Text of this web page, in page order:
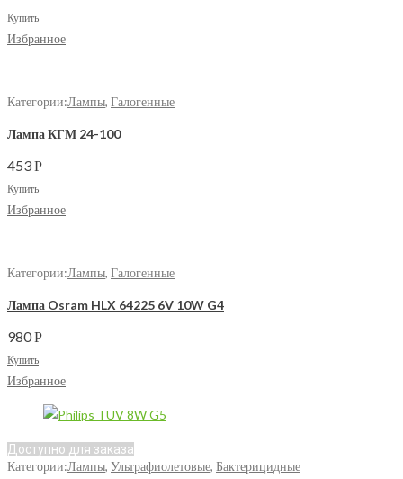
Купить
Избранное
Категории:Лампы, Галогенные
Лампа КГМ 24-100
453Р
Купить
Избранное
Категории:Лампы, Галогенные
Лампа Osram HLX 64225 6V 10W G4
980Р
Купить
Избранное
Доступно для заказа
Категории:Лампы, Ультрафиолетовые, Бактерицидные